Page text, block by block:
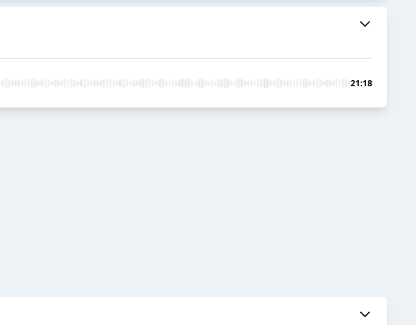
21:18